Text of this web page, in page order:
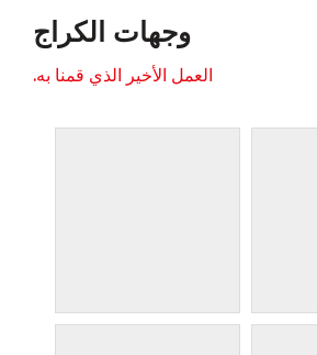
وجهات الكراج
العمل الأخير الذي قمنا به.